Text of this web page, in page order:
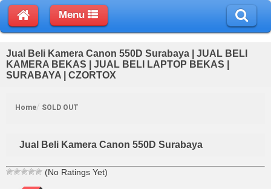
Menu
Jual Beli Kamera Canon 550D Surabaya | JUAL BELI
KAMERA BEKAS | JUAL BELI LAPTOP BEKAS |
SURABAYA | CZORTOX
Home SOLD OUT
Jual Beli Kamera Canon 550D Surabaya
(No Ratings Yet)